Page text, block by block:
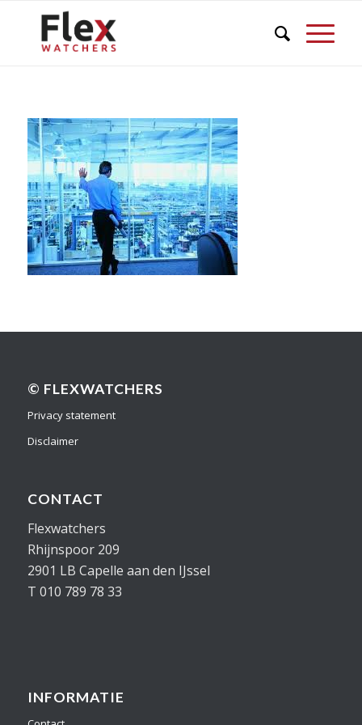
© FLEXWATCHERS
Privacy statement
Disclaimer
CONTACT
Flexwatchers
Rhijnspoor 209
2901 LB Capelle aan den IJssel
T 010 789 78 33
INFORMATIE